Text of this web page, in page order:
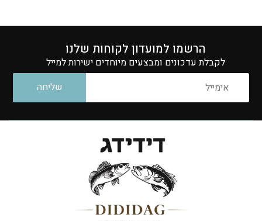
הרשמו למועדון לקוחות שלנו
לקבלת עדכונים ומבצעים מיוחדים ישירות למייל